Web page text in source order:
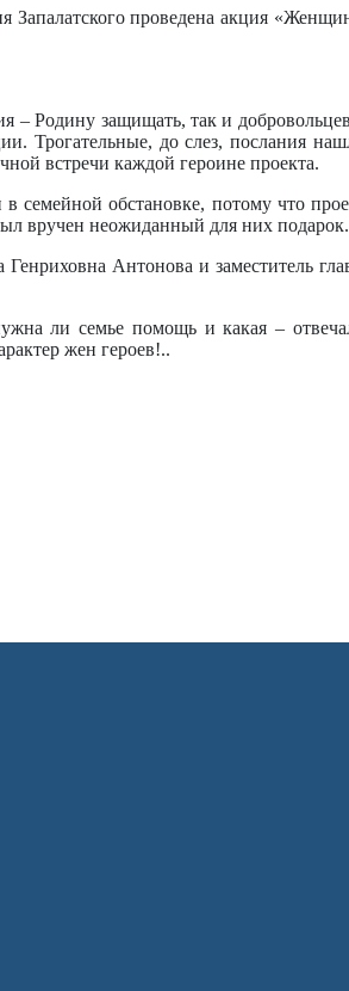
Запалатского проведена акция
– Родину защищать, так и
Трогательные, до слез, послания
встречи каждой героине проекта.
семейной обстановке, потому что
вручен неожиданный для них подарок.
Антонова и заместитель
ли семье помощь и какая –
жен героев!..